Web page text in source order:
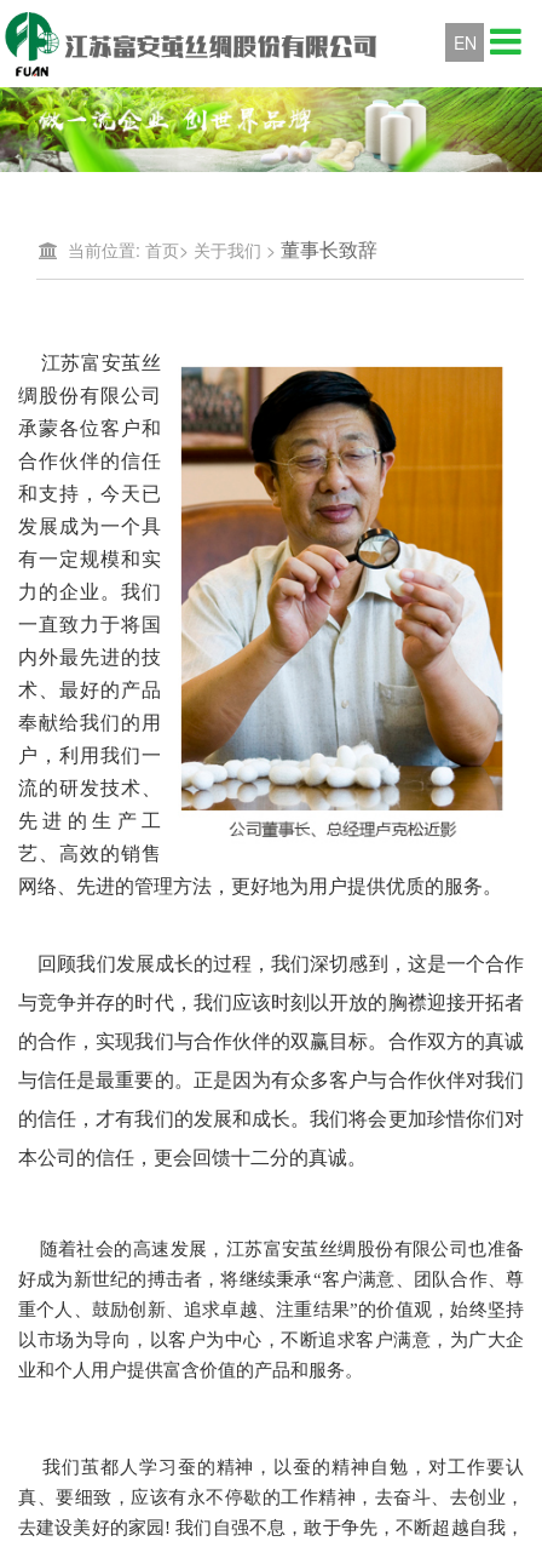
EN
当前位置: 首页> 关于我们 > 董事长致辞
江苏富安茧丝
绸股份有限公司
承蒙各位客户和
合作伙伴的信任
和支持，今天已
发展成为一个具
有一定规模和实
力的企业。我们
一直致力于将国
内外最先进的技
术、最好的产品
奉献给我们的用
户，利用我们一
流的研发技术、
先进的生产工
艺、高效的销售
网络、先进的管理方法，更好地为用户提供优质的服务。
回顾我们发展成长的过程，我们深切感到，这是一个合作
与竞争并存的时代，我们应该时刻以开放的胸襟迎接开拓者
的合作，实现我们与合作伙伴的双赢目标。合作双方的真诚
与信任是最重要的。正是因为有众多客户与合作伙伴对我们
的信任，才有我们的发展和成长。我们将会更加珍惜你们对
本公司的信任，更会回馈十二分的真诚。
随着社会的高速发展，江苏富安茧丝绸股份有限公司也准备
好成为新世纪的搏击者，将继续秉承“客户满意、团队合作、尊
重个人、鼓励创新、追求卓越、注重结果”的价值观，始终坚持
以市场为导向，以客户为中心，不断追求客户满意，为广大企
业和个人用户提供富含价值的产品和服务。
我们茧都人学习蚕的精神，以蚕的精神自勉，对工作要认
真、要细致，应该有永不停歇的工作精神，去奋斗、去创业，
去建设美好的家园! 我们自强不息，敢于争先，不断超越自我，